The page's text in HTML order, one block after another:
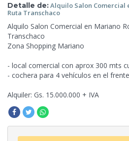
Detalle de:Alquilo Salon Comercial
Ruta Transchaco
Alquilo Salon Comercial en Mariano
Transchaco
Zona Shopping Mariano
- local comercial con aprox 300 mts
- ⁠cochera para 4 vehículos en el frente
Alquiler: Gs. 15.000.000 + IVA